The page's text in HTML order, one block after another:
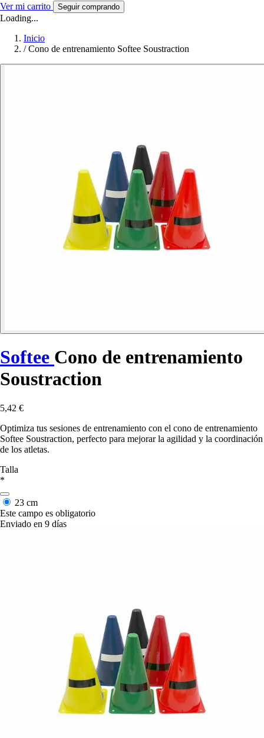
Ver mi carrito Seguir comprando
Loading...
Inicio
/ Cono de entrenamiento Softee Soustraction
Softee Cono de entrenamiento
Soustraction
5,42 €
Optimiza tus sesiones de entrenamiento con el cono de entrenamiento
Softee Soustraction, perfecto para mejorar la agilidad y la coordinación
de los atletas.
Talla
*
23 cm
Este campo es obligatorio
Enviado en 9 días